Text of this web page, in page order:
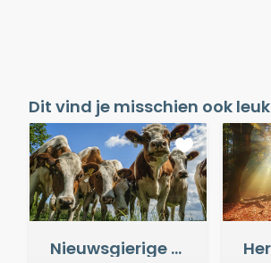
Dit vind je misschien ook leuk
Nieuwsgierige koeien